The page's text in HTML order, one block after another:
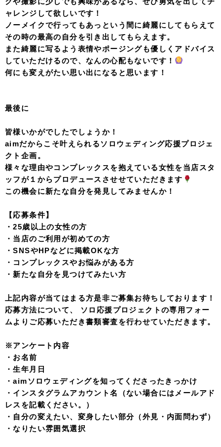
ャレンジして欲しいです！
ノーメイクで行ってもあっという間に綺麗にしてもらえて
その時の最高の自分を引き出してもらえます。
また綺麗に写るよう表情やポージングも優しくアドバイス
していただけるので、なんの心配もないです！
何にも変えがたい思い出になると思います！
最後に
皆様いかがでしたでしょうか！
aimだからこそ叶えられるソロウェディング応援プロジェ
クト企画。
様々な理由やコンプレックスを抱えている女性を当店スタ
ッフが１からプロデュースさせせていただきます
この機会に新たな自分を発見してみませんか！
【応募条件】
・25歳以上の女性の方
・当店のご利用が初めての方
・SNSやHPなどに掲載OKな方
・コンプレックスやお悩みがある方
・新たな自分を見つけてみたい方
上記内容が当てはまる方是非ご募集お待ちしております！
応募方法について、 ソロ応援プロジェクトの専用フォー
ムよりご応募いただき書類審査を行わせていただきます。
※アンケート内容
・お名前
・生年月日
・aimソロウェディングを知ってくださったきっかけ
・インスタグラムアカウント名（ない場合にはメールアド
レスを記載ください。）
・ 自分の変えたい、変身したい部分（外見・内面問わず）
・なりたい雰囲気選択